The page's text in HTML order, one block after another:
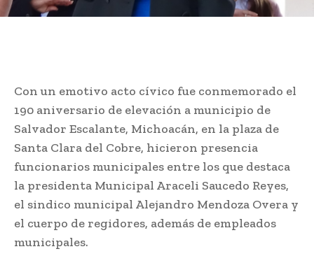
Con un emotivo acto cívico fue conmemorado el
190 aniversario de elevación a municipio de
Salvador Escalante, Michoacán, en la plaza de
Santa Clara del Cobre, hicieron presencia
funcionarios municipales entre los que destaca
la presidenta Municipal Araceli Saucedo Reyes,
el sindico municipal Alejandro Mendoza Overa y
el cuerpo de regidores, además de empleados
municipales.